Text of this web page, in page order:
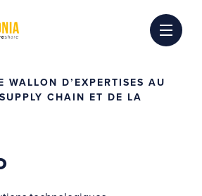
WALLON D’EXPERTISES AU
CHAIN ET DE LA